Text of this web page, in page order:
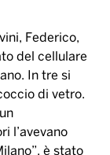
Federico,
del cellulare
In tre si
di vetro.
l’avevano
è stato